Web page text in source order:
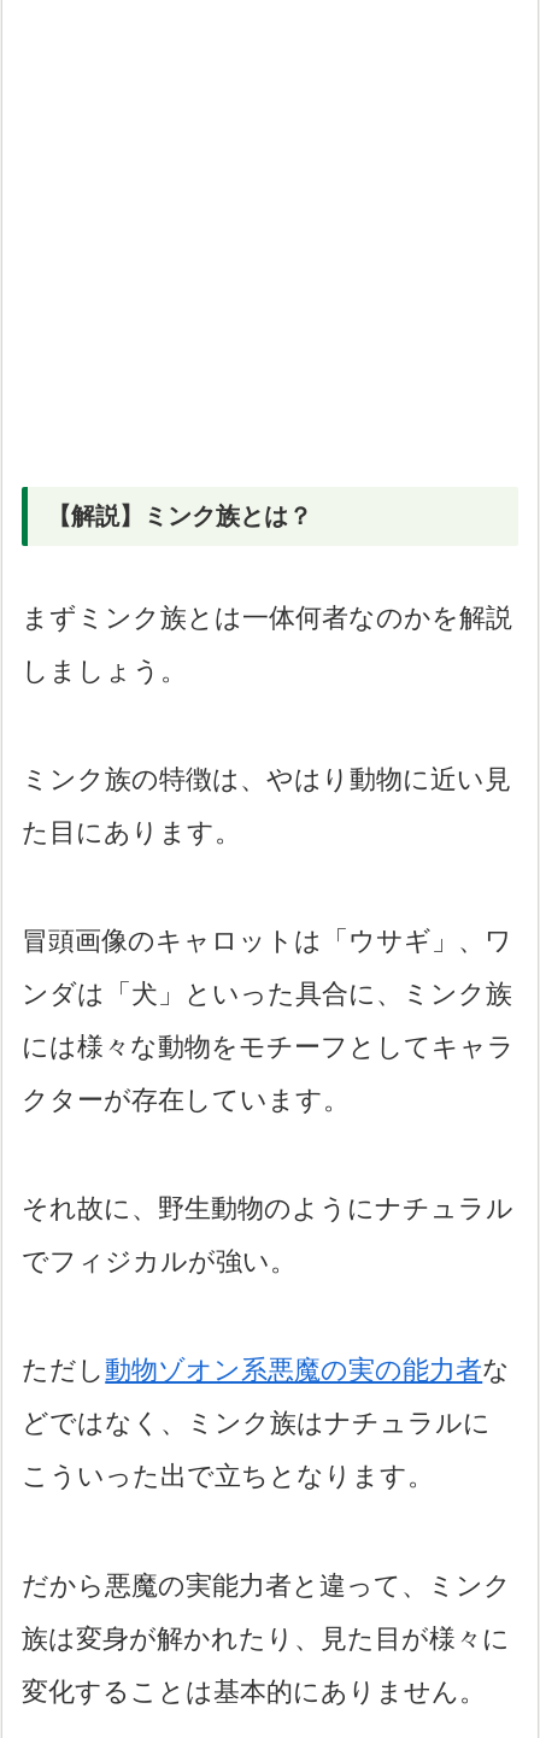
【解説】ミンク族とは？
まずミンク族とは一体何者なのかを解説
しましょう。
ミンク族の特徴は、やはり動物に近い見
た目にあります。
冒頭画像のキャロットは「ウサギ」、ワ
ンダは「犬」といった具合に、ミンク族
には様々な動物をモチーフとしてキャラ
クターが存在しています。
それ故に、野生動物のようにナチュラル
でフィジカルが強い。
ただし動物ゾオン系悪魔の実の能力者な
どではなく、ミンク族はナチュラルに
こういった出で立ちとなります。
だから悪魔の実能力者と違って、ミンク
族は変身が解かれたり、見た目が様々に
変化することは基本的にありません。